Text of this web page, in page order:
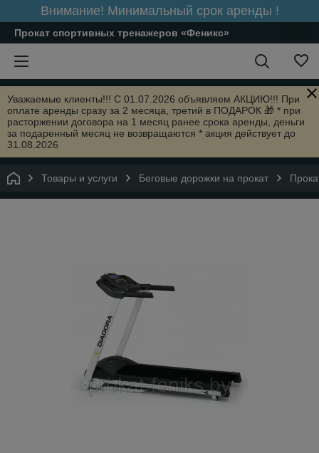
Внимание! Минимальный срок аренды !
Прокат спортивных тренажеров «Феникс»
Уважаемые клиенты!!! С 01.07.2026 объявляем АКЦИЮ!!! При
оплате аренды сразу за 2 месяца, третий в ПОДАРОК 🎁 * при
расторжении договора на 1 месяц ранее срока аренды, деньги
за подаренный месяц не возвращаются * акция действует до
31.08.2026
Товары и услуги Беговые дорожки на прокат